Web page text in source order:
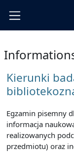
Kierunki
Egzamin pisemny
informacja
realizowanych
przedmiotu) oraz